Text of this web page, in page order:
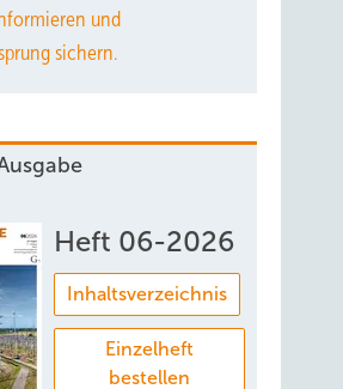
und
sichern.
Heft 06-2026
Inhaltsverzeichnis
Einzelheft
bestellen